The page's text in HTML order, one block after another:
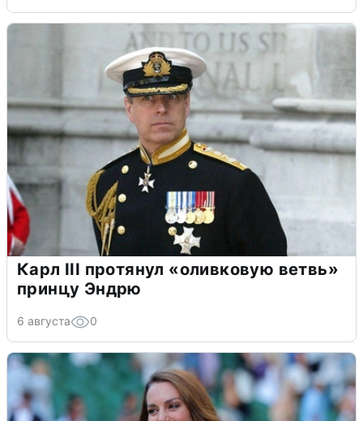
Карл III протянул «оливковую ветвь»
принцу Эндрю
6 августа 0